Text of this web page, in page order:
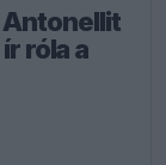
róla a